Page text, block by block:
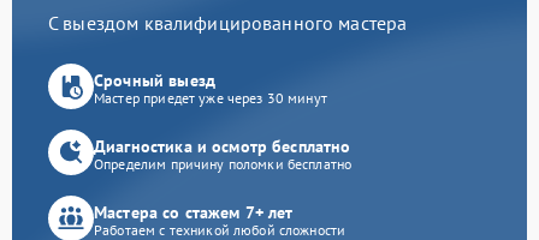
С выездом квалифицированного мастера
Срочный выезд
Мастер приедет уже через 30 минут
Диагностика и осмотр бесплатно
Определим причину поломки бесплатно
Мастера со стажем 7+ лет
Работаем с техникой любой сложности